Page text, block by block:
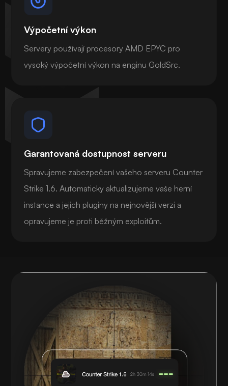
Výpočetní výkon
Servery používají procesory AMD EPYC pro
vysoký výpočetní výkon na enginu GoldSrc.
Garantovaná dostupnost serveru
Spravujeme zabezpečení vašeho serveru Counter
Strike 1.6. Automaticky aktualizujeme vaše herní
instance a jejich pluginy na nejnovější verzi a
opravujeme je proti běžným exploitům.